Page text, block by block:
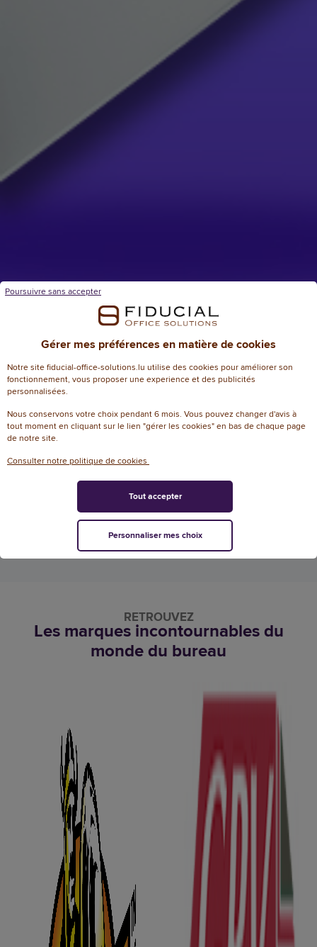
Antivols
Accessoires vélo
RETROUVEZ
Les marques incontournables du
monde du bureau
Gérer mes préférences en matière de cookies
Notre site fiducial-office-solutions.lu utilise des cookies pour améliorer son
fonctionnement, vous proposer une experience et des publicités
personnalisées.
Nous conservons votre choix pendant 6 mois. Vous pouvez changer d'avis à
tout moment en cliquant sur le lien "gérer les cookies" en bas de chaque page
de notre site.
Consulter notre politique de cookies
Poursuivre sans accepter
Personnaliser mes choix
Tout accepter